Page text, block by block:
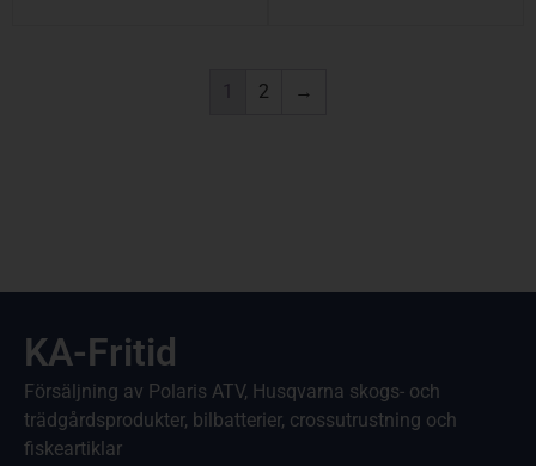
1 2 →
KA-Fritid
Försäljning av Polaris ATV, Husqvarna skogs- och
trädgårdsprodukter, bilbatterier, crossutrustning och
fiskeartiklar